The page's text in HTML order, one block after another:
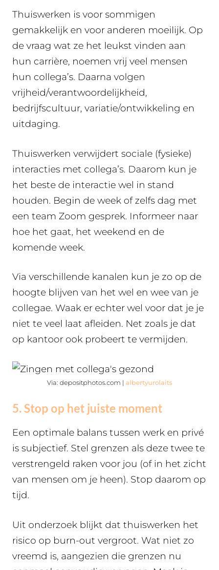
Thuiswerken is voor sommigen
gemakkelijk en voor anderen moeilijk. Op
de vraag wat ze het leukst vinden aan
hun carrière, noemen vrij veel mensen
hun collega’s. Daarna volgen
vrijheid/verantwoordelijkheid,
bedrijfscultuur, variatie/ontwikkeling en
uitdaging.
Thuiswerken verwijdert sociale (fysieke)
interacties met collega’s. Daarom kun je
het beste de interactie wel in stand
houden. Begin de week of zelfs dag met
een team Zoom gesprek. Informeer naar
hoe het gaat, het weekend en de
komende week.
Via verschillende kanalen kun je zo op de
hoogte blijven van het wel en wee van je
collegae. Waak er echter wel voor dat je je
niet te veel laat afleiden. Net zoals je dat
op kantoor ook probeert te vermijden.
Via: depositphotos.com | albertyurolaits
5. Stop op het juiste moment
Een optimale balans tussen werk en privé
is subjectief. Stel grenzen als deze twee te
verstrengeld raken voor jou (of in het zicht
van mensen om je heen). Stop daarom op
tijd.
Uit onderzoek blijkt dat thuiswerken het
risico op burn-out vergroot. Wat niet zo
vreemd is, aangezien die grenzen nu